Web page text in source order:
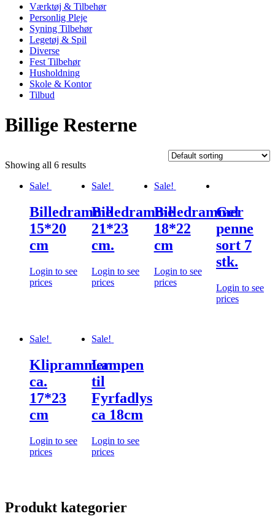
Værktøj & Tilbehør
Personlig Pleje
Syning Tilbehør
Legetøj & Spil
Diverse
Fest Tilbehør
Husholdning
Skole & Kontor
Tilbud
Billige Resterne
Showing all 6 results
Sale!
Billedramme
15*20
cm
Login to see
prices
Sale!
Billedramme
21*23
cm.
Login to see
prices
Sale!
Billedrammer
18*22
cm
Login to see
prices
Gel
penne
sort 7
stk.
Login to see
prices
Sale!
Kliprammer
ca.
17*23
cm
Login to see
prices
Sale!
Lampen
til
Fyrfadlys
ca 18cm
Login to see
prices
Produkt kategorier